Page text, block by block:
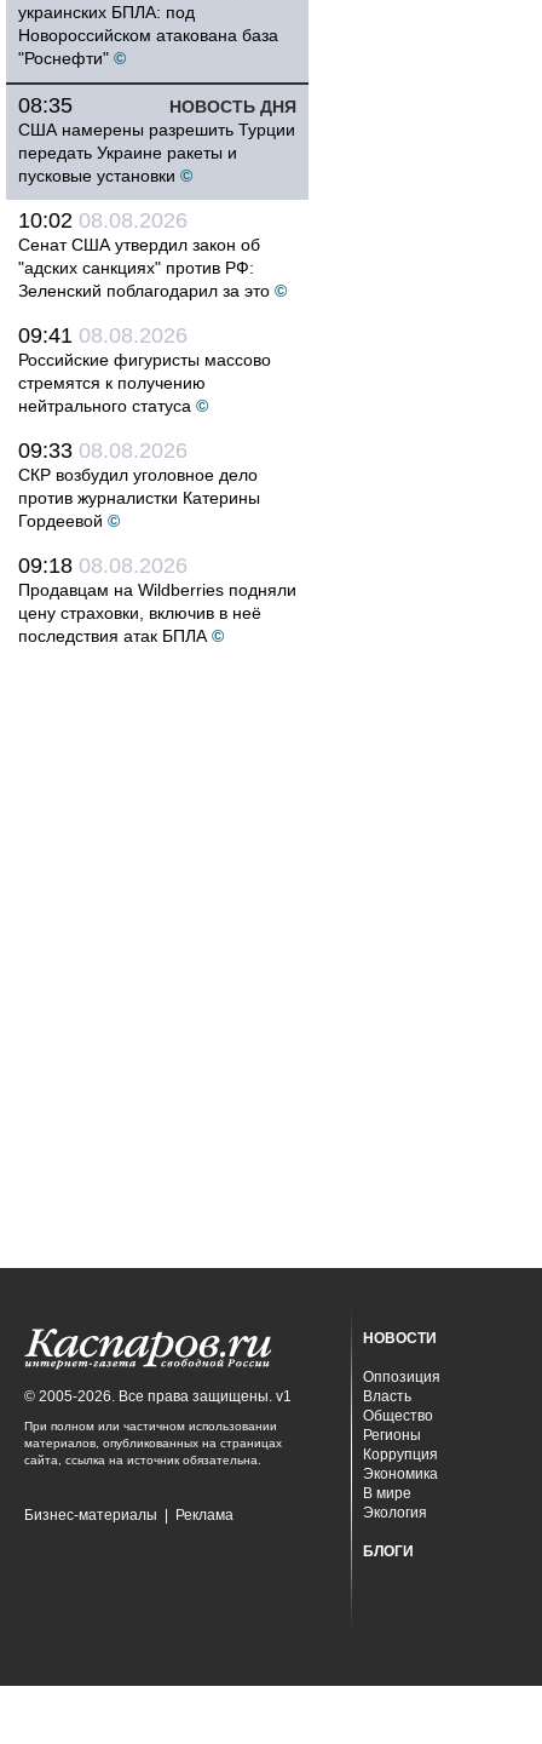
украинских БПЛА: под
Новороссийском атакована база
"Роснефти" ©
НОВОСТЬ ДНЯ
08:35
США намерены разрешить Турции
передать Украине ракеты и
пусковые установки ©
10:02 08.08.2026
Сенат США утвердил закон об
"адских санкциях" против РФ:
Зеленский поблагодарил за это ©
09:41 08.08.2026
Российские фигуристы массово
стремятся к получению
нейтрального статуса ©
09:33 08.08.2026
СКР возбудил уголовное дело
против журналистки Катерины
Гордеевой ©
09:18 08.08.2026
Продавцам на Wildberries подняли
цену страховки, включив в неё
последствия атак БПЛА ©
© 2005-2026. Все права защищены. v1
При полном или частичном использовании
материалов, опубликованных на страницах
сайта, ссылка на источник обязательна.
Бизнес-материалы Реклама
НОВОСТИ
Оппозиция
Власть
Общество
Регионы
Коррупция
Экономика
В мире
Экология
БЛОГИ